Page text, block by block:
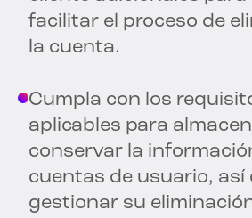
facilitar el proceso de
la cuenta.
Cumpla con los
aplicables para
conservar la
cuentas de usuario, así
gestionar su